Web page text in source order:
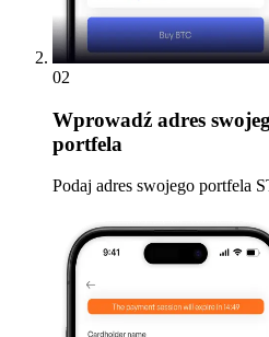
02
Wprowadź adres
portfela
Podaj adres swojego portfela